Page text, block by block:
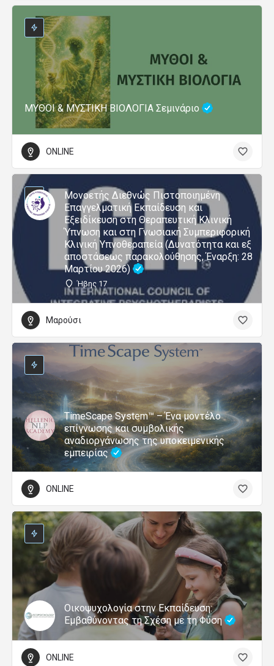
ΜΥΘΟΙ & ΜΥΣΤΙΚΗ ΒΙΟΛΟΓΙΑ Σεμινάριο
ONLINE
Μονοετής Διεθνώς Πιστοποιημένη
Επαγγελματική Εκπαίδευση και
Εξειδίκευση στη Θεραπευτική Κλινική
Ύπνωση και στη Γνωσιακή Συμπεριφορική
Κλινική Υπνοθεραπεία (Δυνατότητα και εξ
αποστάσεως παρακολούθησης, Έναρξη: 28
Μαρτίου 2026)
Ήβης 17
Μαρούσι
TimeScape System™ – Ένα μοντέλο
επίγνωσης και συμβολικής
αναδιοργάνωσης της υποκειμενικής
εμπειρίας
ONLINE
Οικοψυχολογία στην Εκπαίδευση:
Εμβαθύνοντας τη Σχέση με τη Φύση
ONLINE